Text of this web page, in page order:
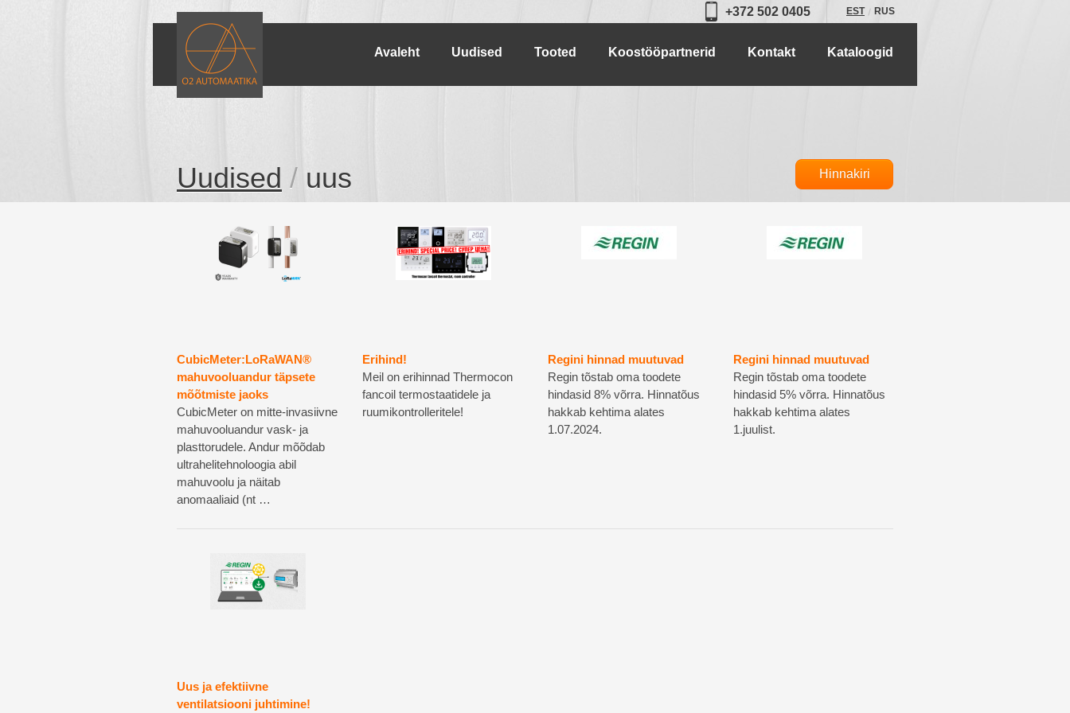
+372 502 0405 EST RUS
Avaleht Uudised Tooted Koostööpartnerid Kontakt Kataloogid
Uudised / uus Hinnakiri
CubicMeter:LoRaWAN®
mahuvooluandur täpsete
mõõtmiste jaoks
CubicMeter on mitte-invasiivne
mahuvooluandur vask- ja
plasttorudele. Andur mõõdab
ultrahelitehnoloogia abil
mahuvoolu ja näitab
anomaaliaid (nt …
Erihind!
Meil on erihinnad Thermocon
fancoil termostaatidele ja
ruumikontrolleritele!
Regini hinnad muutuvad
Regin tõstab oma toodete
hindasid 8% võrra. Hinnatõus
hakkab kehtima alates
1.07.2024.
Regini hinnad muutuvad
Regin tõstab oma toodete
hindasid 5% võrra. Hinnatõus
hakkab kehtima alates
1.juulist.
Uus ja efektiivne
ventilatsiooni juhtimine!